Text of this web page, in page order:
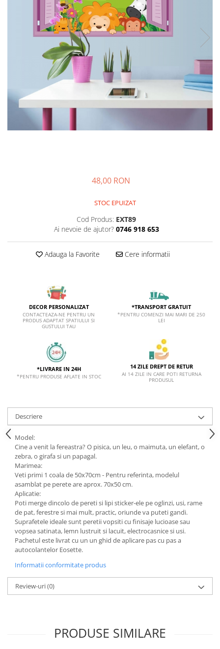
Sticker Harta Lumii
Stickere Cu Model Repetitiv
Stickere Perete Pentru Camera De
Stickere Pentru Bucatarie
Stickere pentru Usi
Stickere pentru Scari
Stickere pentru Podea
Stickere Semnalistica
48,00 RON
STOC EPUIZAT
Cod Produs: EXT89
Ai nevoie de ajutor? 0746 918 653
Adauga la Favorite Cere informatii
DECOR PERSONALIZAT
CONTACTEAZA-NE PENTRU UN
PRODUS ADAPTAT SPATIULUI SI
GUSTULUI TAU
*TRANSPORT GRATUIT
*PENTRU COMENZI MAI MARI DE 250
LEI
*LIVRARE IN 24H
*PENTRU PRODUSE AFLATE IN STOC
14 ZILE DREPT DE RETUR
AI 14 ZILE IN CARE POTI RETURNA
PRODUSUL
Descriere
Model:
Cine a venit la fereastra? O pisica, un leu, o maimuta, un elefant, o
zebra, o girafa si un papagal.
Marimea:
Veti primi 1 coala de 50x70cm - Pentru referinta, modelul
asamblat pe perete are aprox. 70x50 cm.
Aplicatie:
Poti merge dincolo de pereti si lipi sticker-ele pe oglinzi, usi, rame
de pat, ferestre si mai mult, practic, oriunde va puteti gandi.
Suprafetele ideale sunt peretii vopsiti cu finisaje lucioase sau
vopsea satinata, lemn lustruit si lacuit, electrocasnice si usi.
Pachetul este livrat cu un un ghid de aplicare pas cu pas a
autocolantelor Eosette.
Informatii conformitate produs
Review-uri(0)
PRODUSE SIMILARE